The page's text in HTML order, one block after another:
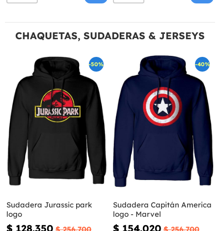
CHAQUETAS, SUDADERAS & JERSEYS
-50%
Sudadera Jurassic park
logo
$ 128.350
-40%
Sudadera Capitán America
logo - Marvel
$ 154.020